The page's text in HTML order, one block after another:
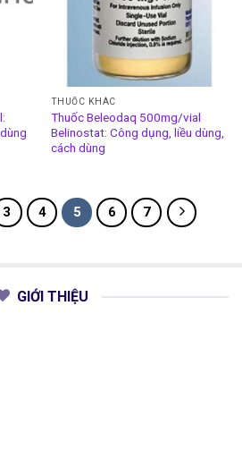
THUỐC KHÁC
Thuốc Beleodaq 500mg/vial
Belinostat: Công dụng, liều dùng,
cách dùng
3 4 5 6 7
GIỚI THIỆU